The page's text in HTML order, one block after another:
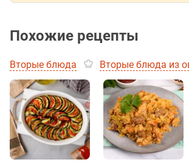
Похожие рецепты
Вторые блюда Вторые блюда из